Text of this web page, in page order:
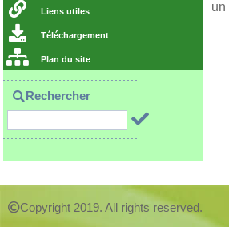
Liens utiles
Téléchargement
Plan du site
Rechercher
un
Copyright 2019. All rights reserved.